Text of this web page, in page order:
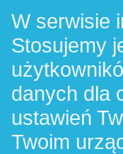
W serwisie
Stosujemy
danych dla
ustawień
Twoim